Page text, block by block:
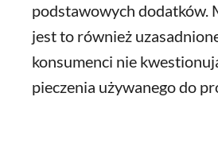
podstawowych dodatków.
jest to również
konsumenci nie
pieczenia używanego do